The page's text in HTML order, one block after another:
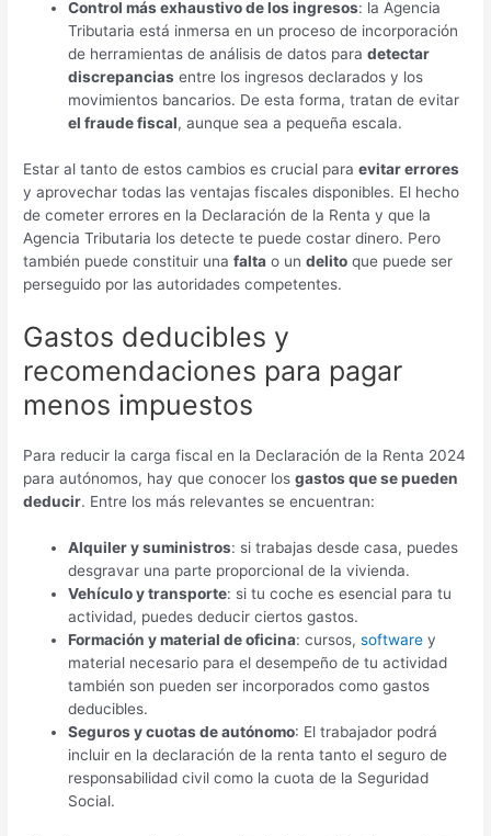
Control más exhaustivo de los ingresos: la Agencia
Tributaria está inmersa en un proceso de incorporación
de herramientas de análisis de datos paradetectar
discrepancias entre los ingresos declarados y los
movimientos bancarios. De esta forma, tratan de evitar
el fraude fiscal, aunque sea a pequeña escala.
Estar al tanto de estos cambios es crucial paraevitar errores
y aprovechar todas las ventajas fiscales disponibles. El hecho
de cometer errores en la Declaración de la Renta y que la
Agencia Tributaria los detecte te puede costar dinero. Pero
también puede constituir unafalta o undelito que puede ser
perseguido por las autoridades competentes.
Gastos deducibles y
recomendaciones para pagar
menos impuestos
Para reducir la carga fiscal en la Declaración de la Renta 2024
para autónomos, hay que conocer losgastos que se pueden
deducir. Entre los más relevantes se encuentran:
Alquiler y suministros: si trabajas desde casa, puedes
desgravar una parte proporcional de la vivienda.
Vehículo y transporte: si tu coche es esencial para tu
actividad, puedes deducir ciertos gastos.
Formación y material de oficina: cursos,software y
material necesario para el desempeño de tu actividad
también son pueden ser incorporados como gastos
deducibles.
Seguros y cuotas de autónomo: El trabajador podrá
incluir en la declaración de la renta tanto el seguro de
responsabilidad civil como la cuota de la Seguridad
Social.